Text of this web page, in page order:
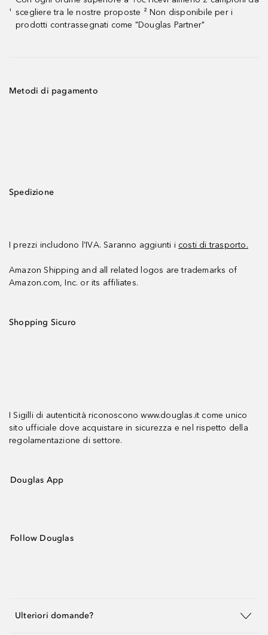
¹
scegliere tra le nostre proposte ² Non disponibile per i
prodotti contrassegnati come "Douglas Partner"
Metodi di pagamento
Spedizione
I prezzi includono l’IVA. Saranno aggiunti i costi di trasporto.
Amazon Shipping and all related logos are trademarks of
Amazon.com, Inc. or its affiliates.
Shopping Sicuro
I Sigilli di autenticità riconoscono www.douglas.it come unico
sito ufficiale dove acquistare in sicurezza e nel rispetto della
regolamentazione di settore.
Douglas App
Follow Douglas
Ulteriori domande?